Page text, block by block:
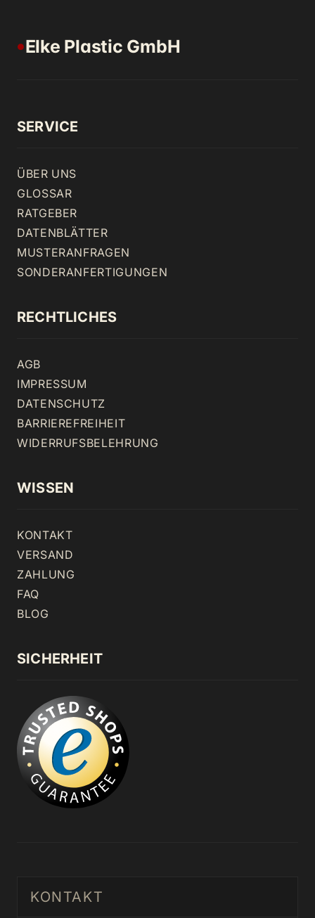
● Elke Plastic GmbH
SERVICE
ÜBER UNS
GLOSSAR
RATGEBER
DATENBLÄTTER
MUSTERANFRAGEN
SONDERANFERTIGUNGEN
RECHTLICHES
AGB
IMPRESSUM
DATENSCHUTZ
BARRIEREFREIHEIT
WIDERRUFSBELEHRUNG
WISSEN
KONTAKT
VERSAND
ZAHLUNG
FAQ
BLOG
SICHERHEIT
KONTAKT